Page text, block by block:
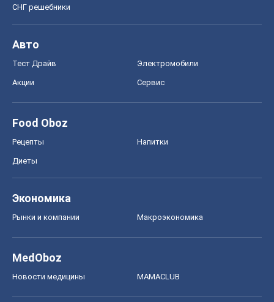
СНГ решебники
Авто
Тест Драйв Электромобили
Акции Сервис
Food Oboz
Рецепты Напитки
Диеты
Экономика
Рынки и компании Mакроэкономика
MedOboz
Новости медицины MAMACLUB